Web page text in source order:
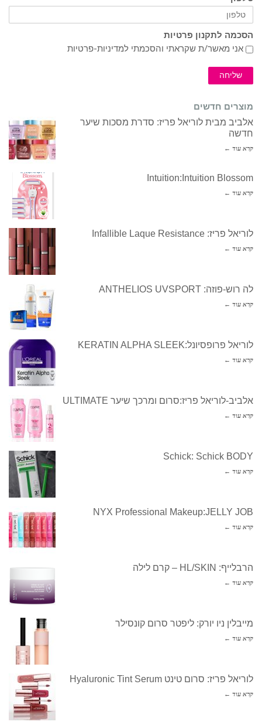
הסכמה לתקנון פרטיות
אני מאשר/ת שקראתי והסכמתי למדיניות-פרטיות
שליחה
מוצרים חדשים
אלביב מבית לוריאל פריז: סדרת מסכות שיער
חדשה
קרא עוד ←
Intuition:Intuition Blossom
קרא עוד ←
לוריאל פריז: Infallible Laque Resistance
קרא עוד ←
לה רוש-פוזה: ANTHELIOS UVSPORT
קרא עוד ←
לוריאל פרופסיונל:KERATIN ALPHA SLEEK
קרא עוד ←
אלביב-לוריאל פריז:סרום ומרכך שיער ULTIMATE
קרא עוד ←
Schick: Schick BODY
קרא עוד ←
NYX Professional Makeup:JELLY JOB
קרא עוד ←
הרבלייף: HL/SKIN – קרם לילה
קרא עוד ←
מייבלין ניו יורק: ליפטר סרום קונסילר
קרא עוד ←
לוריאל פריז: סרום טינט Hyaluronic Tint Serum
קרא עוד ←